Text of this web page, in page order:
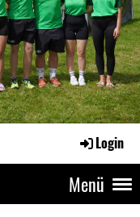
Login
Menü